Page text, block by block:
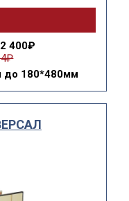
400₽
до 180*480мм